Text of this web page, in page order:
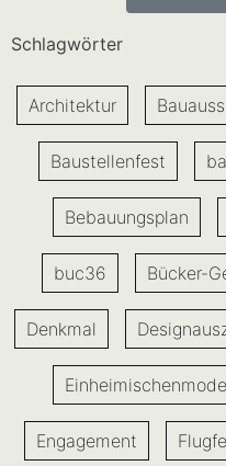
Schlagwörter
Architektur
Baustellenfest
Bebauungsplan
buc36 Bücker-
Denkmal
Engagement